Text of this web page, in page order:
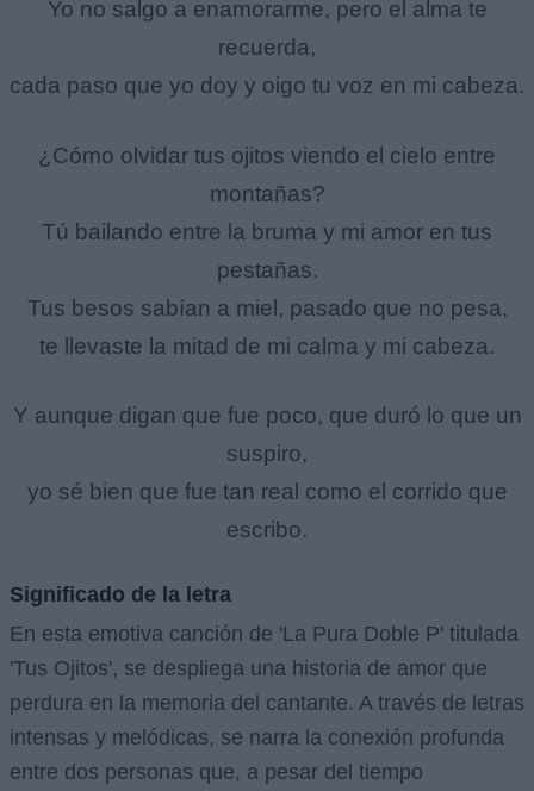
Yo no salgo a enamorarme, pero el alma te
recuerda,
cada paso que yo doy y oigo tu voz en mi cabeza.
¿Cómo olvidar tus ojitos viendo el cielo entre
montañas?
Tú bailando entre la bruma y mi amor en tus
pestañas.
Tus besos sabían a miel, pasado que no pesa,
te llevaste la mitad de mi calma y mi cabeza.
Y aunque digan que fue poco, que duró lo que un
suspiro,
yo sé bien que fue tan real como el corrido que
escribo.
Significado de la letra
En esta emotiva canción de 'La Pura Doble P' titulada
'Tus Ojitos', se despliega una historia de amor que
perdura en la memoria del cantante. A través de letras
intensas y melódicas, se narra la conexión profunda
entre dos personas que, a pesar del tiempo